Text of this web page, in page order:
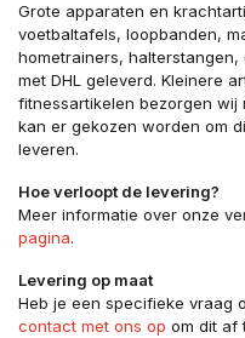
Grote apparaten en
voetbaltafels, loopbanden,
hometrainers,
met DHL geleverd. Kleinere
fitnessartikelen bezorgen wij
kan er gekozen worden om
leveren.
Hoe verloopt de levering?
Meer informatie over onze
pagina.
Levering op maat
Heb je een specifieke vraag
contact met ons op om dit af